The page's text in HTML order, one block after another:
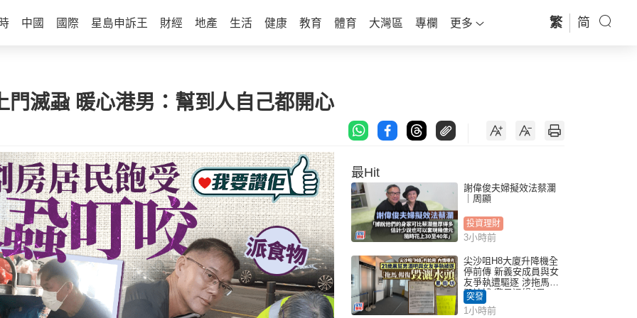
中國 國際 星島申訴王 財經 地產 生活 健康 教育 體育 大灣區 專欄 更多 繁 简
滅蝨 暖心港男：幫到人自己都開心
最Hit
謝偉俊夫婦擬效法蔡瀾
｜周顯
投資理財
3小時前
尖沙咀H8大廈升降機全
停前傳 新義安成員與女
友爭執遭驅逐 涉拖馬刑
毀被捕 警另通緝4男
突發
1小時前